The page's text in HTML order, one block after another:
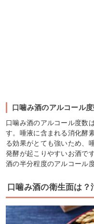
口噛み酒のアルコール
口噛み酒のアルコール度数
す。唾液に含まれる消化酵
る効果がとても強いため、
発酵が起こりやすいお酒で
酒の半分程度のアルコール
口噛み酒の衛生面は？